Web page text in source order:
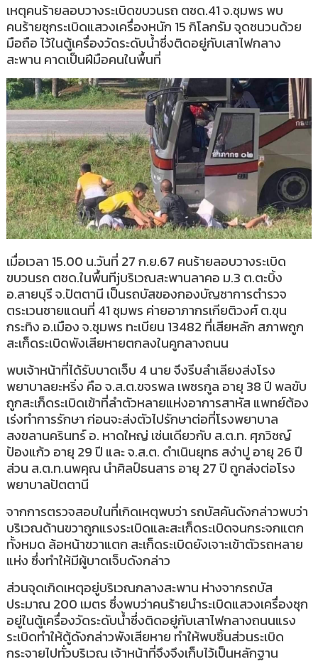
ตชด.41
เหตุคนร้ายลอบวางระเบิดขบวนรถ ตชด.41 จ.ชุมพร พบ
คนร้ายซุกระเบิดแสวงเครื่องหนัก 15 กิโลกรัม จุดชนวนด้วย
มือถือ ไว้ในตู้เครื่องวัดระดับน้ำซึ่งติดอยู่กับเสาไฟกลาง
สะพาน คาดเป็นฝีมือคนในพื้นที่
เมื่อเวลา 15.00 น.วันที่ 27 ก.ย.67 คนร้ายลอบวางระเบิด
ขบวนรถ ตชด.ในพื้นทีjบริเวณสะพานลาคอ ม.3 ต.ตะบิ้ง
อ.สายบุรี จ.ปัตตานี เป็นรถบัสของกองบัญชาการตำรวจ
ตระเวนชายแดนที่ 41 ชุมพร ค่ายอาภากรเกียติวงศ์ ต.ขุน
กระทิง อ.เมือง จ.ชุมพร ทะเบียน 13482 ที่เสียหลัก สภาพถูก
สะเก็ดระเบิดพังเสียหายตกลงในคูกลางถนน
พบเจ้าหน้าที่ได้รับบาดเจ็บ 4 นาย จึงรีบลำเลียงส่งโรง
พยาบาลยะหริ่ง คือ จ.ส.ต.ขจรพล เพชรกูล อายุ 38 ปี พลขับ
ถูกสะเก็ดระเบิดเข้าที่ลำตัวหลายแห่งอาการสาหัส แพทย์ต้อง
เร่งทำการรักษา ก่อนจะส่งตัวไปรักษาต่อที่โรงพยาบาล
สงขลานครินทร์ อ. หาดใหญ่ เช่นเดียวกับ ส.ต.ท. ศุภวิชญ์
ป้องแก้ว อายุ 29 ปี และ จ.ส.ต. ดำเนินยุทธ สง่าปู อายุ 26 ปี
ส่วน ส.ต.ท.นพคุณ นำศิลป์ธนสาร อายุ 27 ปี ถูกส่งต่อโรง
พยาบาลปัตตานี
จากการตรวจสอบในที่เกิดเหตุพบว่า รถบัสคันดังกล่าวพบว่า
บริเวณด้านขวาถูกแรงระเบิดและสะเก็ดระเบิดจนกระจกแตก
ทั้งหมด ล้อหน้าขวาแตก สะเก็ดระเบิดยังเจาะเข้าตัวรถหลาย
แห่ง ซึ่งทำให้มีผู้บาดเจ็บดังกล่าว
ส่วนจุดเกิดเหตุอยู่บริเวณกลางสะพาน ห่างจากรถบัส
ประมาณ 200 เมตร ซึ่งพบว่าคนร้ายนำระเบิดแสวงเครื่องซุก
อยู่ในตู้เครื่องวัดระดับน้ำซึ่งติดอยู่กับเสาไฟกลางถนนแรง
ระเบิดทำให้ตู้ดังกล่าวพังเสียหาย ทำให้พบชิ้นส่วนระเบิด
กระจายไปทั่วบริเวณ เจ้าหน้าที่จึงจึงเก็บไว้เป็นหลักฐาน